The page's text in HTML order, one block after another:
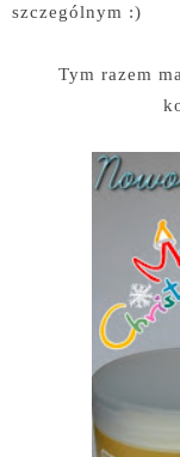
szczególnym :)
Tym razem